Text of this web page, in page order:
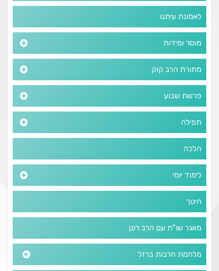
לאמונת עיתנו
מוסר ומידות
מתורת הרב קוק
פרשת שבוע
תפילה
הלכה
לימוד יומי
חינוך
מאגר שו"ת עם הרב רונן
מלחמת חרבות ברזל